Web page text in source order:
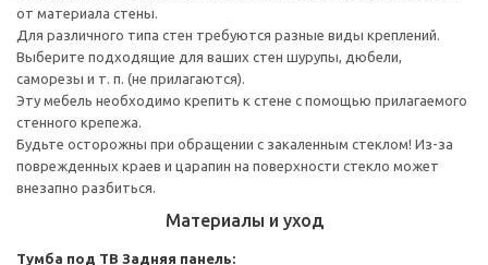
от материала стены.
Для различного типа стен требуются разные виды креплений.
Выберите подходящие для ваших стен шурупы, дюбели,
саморезы и т. п. (не прилагаются).
Эту мебель необходимо крепить к стене с помощью прилагаемого
стенного крепежа.
Будьте осторожны при обращении с закаленным стеклом! Из-за
поврежденных краев и царапин на поверхности стекло может
внезапно разбиться.
Материалы и уход
Тумба под ТВ Задняя панель: